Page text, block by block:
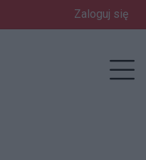
Zaloguj się